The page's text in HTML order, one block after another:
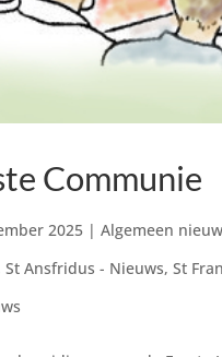
Communie
2025 |Algemeen
St Ansfridus - Nieuws,St